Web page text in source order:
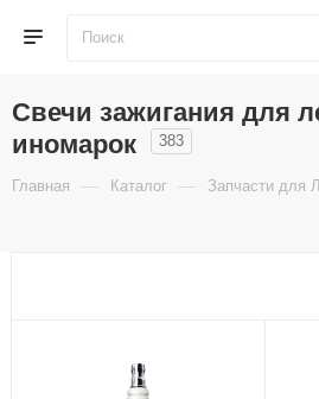
Свечи зажигания для
иномарок
383
Главная — Каталог — Запчасти для